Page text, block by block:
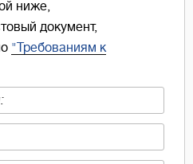
ниже,
документ,
"Требованиям к